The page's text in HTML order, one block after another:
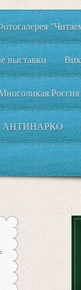
выставки
Россия
АНТИНАРКО